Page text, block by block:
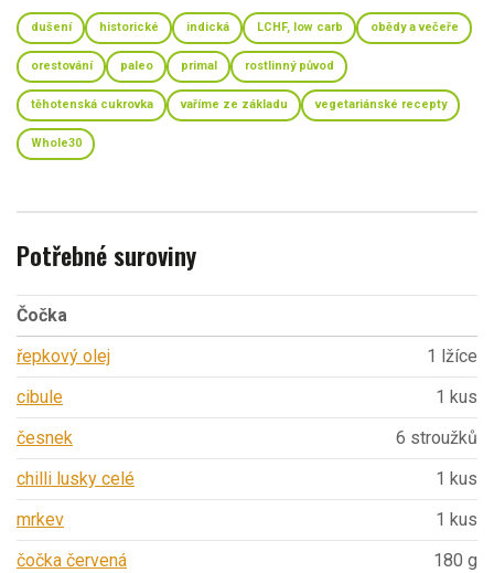
dušení historické indická LCHF, low carb obědy a večeře
orestování paleo primal rostlinný původ
těhotenská cukrovka vaříme ze základu vegetariánské recepty
Whole30
Potřebné suroviny
Čočka
řepkový olej
1 lžíce
cibule
1 kus
česnek
6 stroužků
chilli lusky celé
1 kus
mrkev
1 kus
čočka červená
180 g